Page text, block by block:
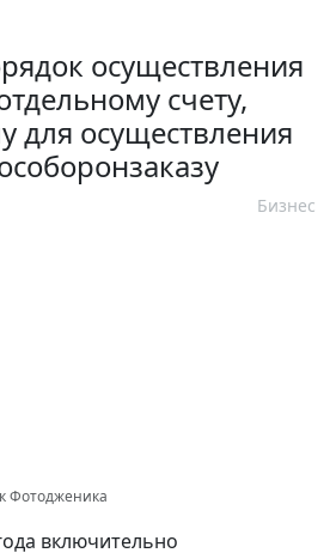
осуществления
счету,
для осуществления
Бизнес
Фотодженика
включительно